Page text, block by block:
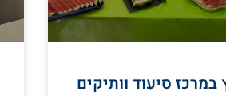
סיעוד וותיקים